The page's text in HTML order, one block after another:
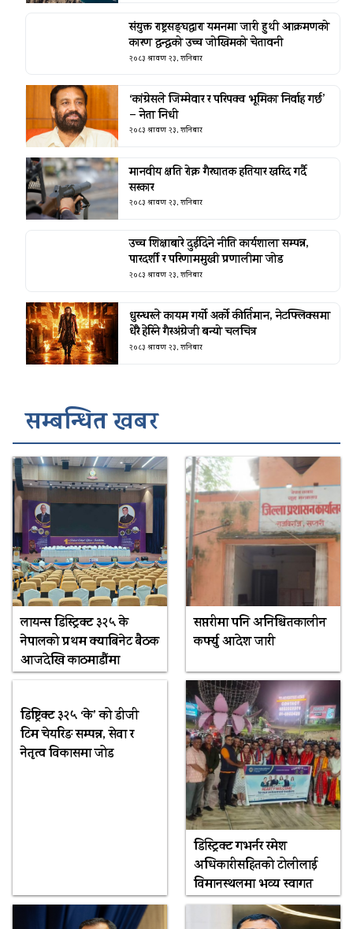
संयुक्त राष्ट्रसङ्घद्वारा यमनमा जारी हुथी आक्रमणको
कारण द्वन्द्वको उच्च जोखिमको चेतावनी
२०८३ श्रावण २३, शनिबार
‘कांग्रेसले जिम्मेवार र परिपक्व भूमिका निर्वाह गर्छ’
– नेता निधी
२०८३ श्रावण २३, शनिबार
मानवीय क्षति रोक्न गैरघातक हतियार खरिद गर्दै
सरकार
२०८३ श्रावण २३, शनिबार
उच्च शिक्षाबारे दुईदिने नीति कार्यशाला सम्पन्न,
पारदर्शी र परिणाममुखी प्रणालीमा जोड
२०८३ श्रावण २३, शनिबार
धुरन्धरले कायम गर्यो अर्को कीर्तिमान, नेटफ्लिक्समा
धेरै हेरिने गैरअंग्रेजी बन्यो चलचित्र
२०८३ श्रावण २३, शनिबार
सम्बन्धित खबर
लायन्स डिस्ट्रिक्ट ३२५ के
नेपालको प्रथम क्याबिनेट बैठक
आजदेखि काठमाडौंमा
सप्तरीमा पनि अनिश्चितकालीन
कर्फ्यु आदेश जारी
डिष्ट्रिक्ट ३२५ ‘के’ को डीजी
टिम चेयरिङ सम्पन्न, सेवा र
नेतृत्व विकासमा जोड
डिस्ट्रिक्ट गभर्नर रमेश
अधिकारीसहितको टोलीलाई
विमानस्थलमा भव्य स्वागत